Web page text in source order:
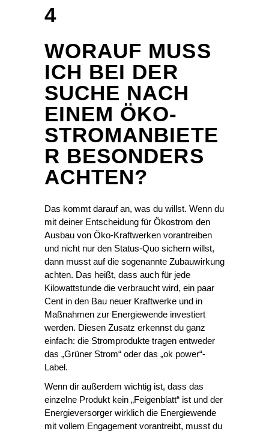
4
WORAUF MUSS
ICH BEI DER
SUCHE NACH
EINEM ÖKO-
STROMANBIETE
R BESONDERS
ACHTEN?
Das kommt darauf an, was du willst. Wenn du
mit deiner Entscheidung für Ökostrom den
Ausbau von Öko-Kraftwerken vorantreiben
und nicht nur den Status-Quo sichern willst,
dann musst auf die sogenannte Zubauwirkung
achten. Das heißt, dass auch für jede
Kilowattstunde die verbraucht wird, ein paar
Cent in den Bau neuer Kraftwerke und in
Maßnahmen zur Energiewende investiert
werden. Diesen Zusatz erkennst du ganz
einfach: die Stromprodukte tragen entweder
das „Grüner Strom“ oder das „ok power“-
Label.
Wenn dir außerdem wichtig ist, dass das
einzelne Produkt kein „Feigenblatt“ ist und der
Energieversorger wirklich die Energiewende
mit vollem Engagement vorantreibt, musst du